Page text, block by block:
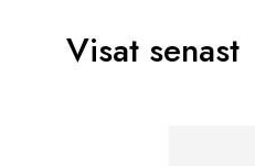
Visat senast